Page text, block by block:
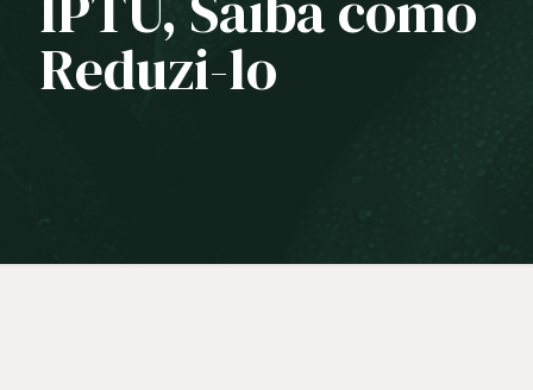
Reduzi-lo